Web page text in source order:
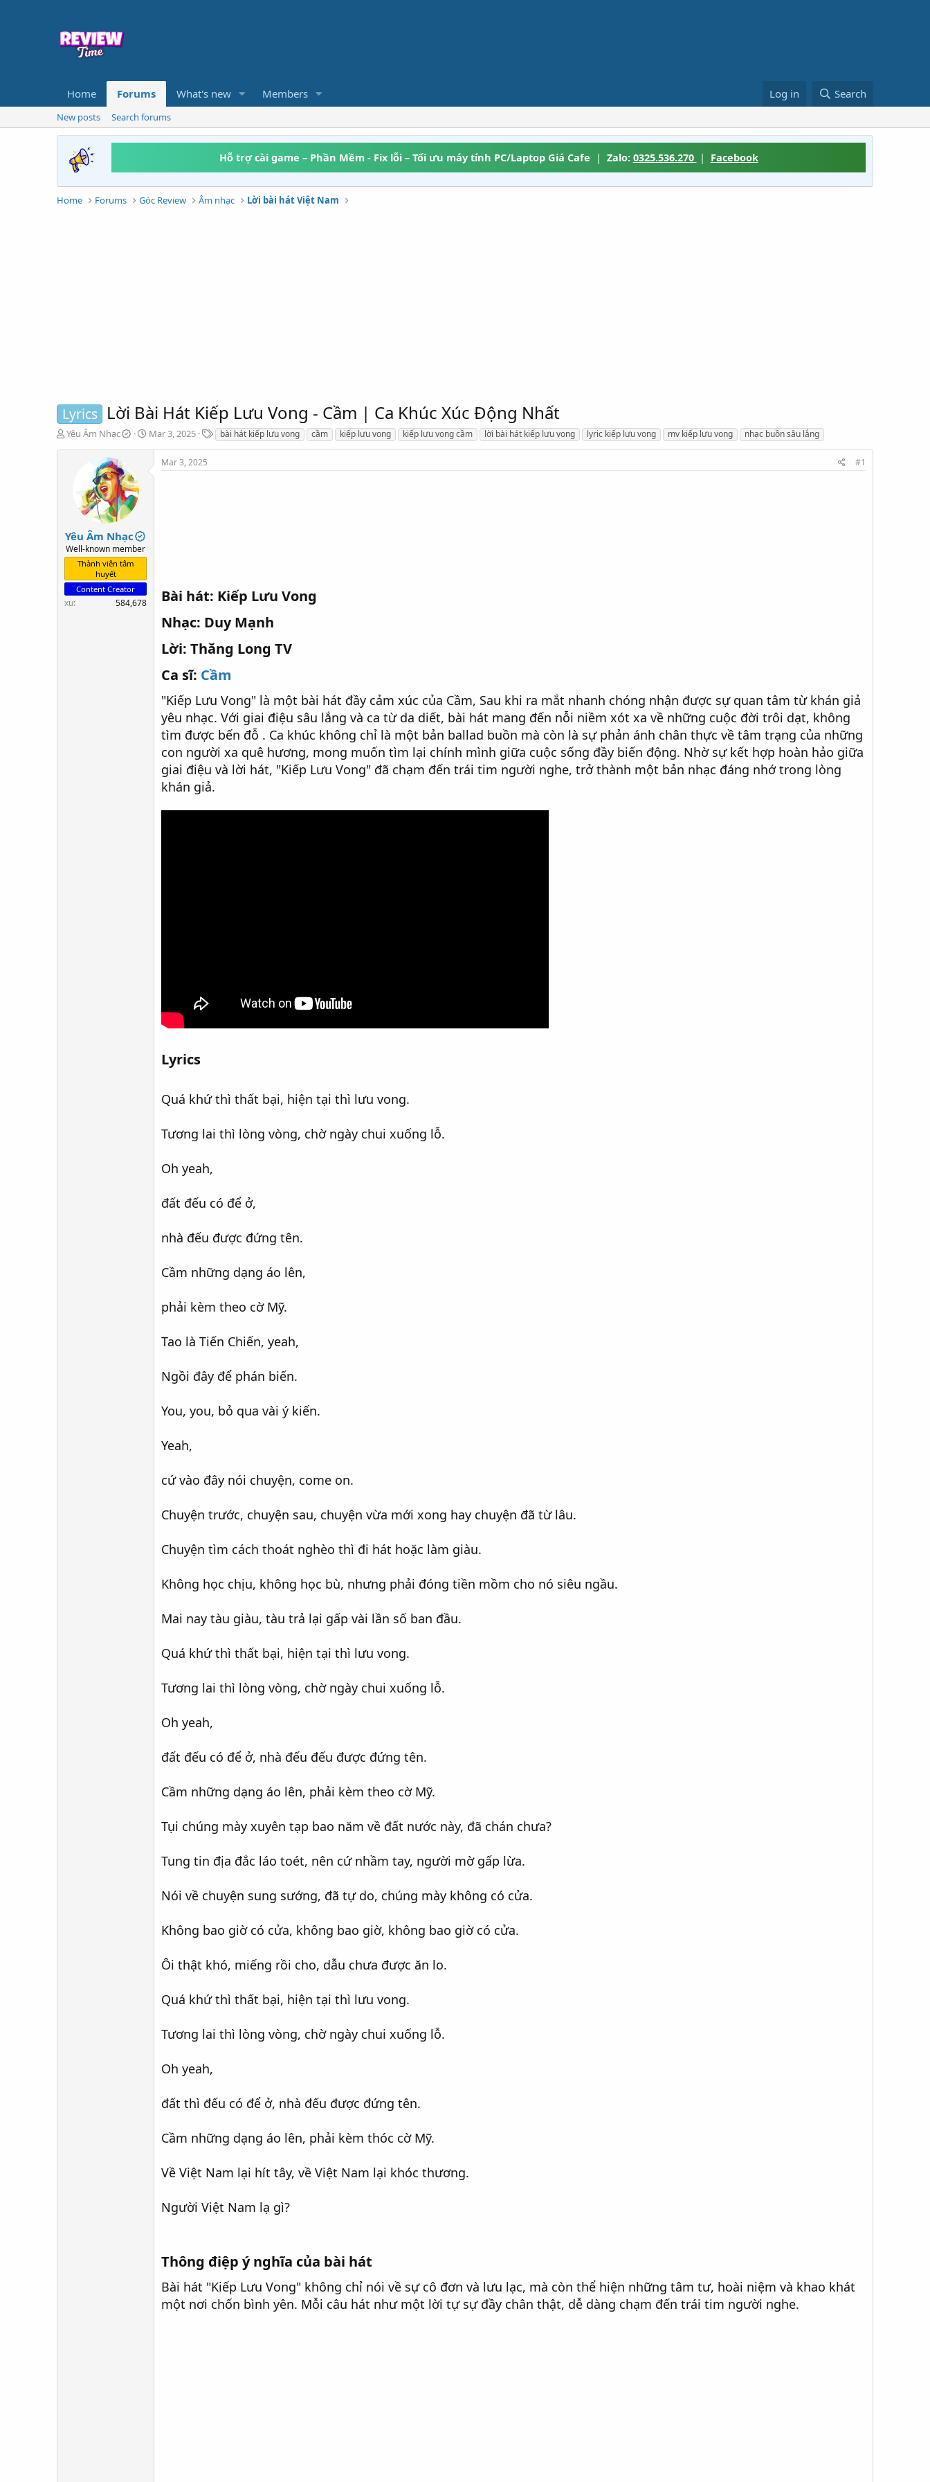
Home Forums What's new Members Log in Search
New posts Search forums
Hỗ trợ cài game – Phần Mềm - Fix lỗi – Tối ưu máy tính PC/Laptop Giá Cafe | Zalo: 0325.536.270 | Facebook
Home Forums Góc Review Âm nhạc Lời bài hát Việt Nam
Lyrics Lời Bài Hát Kiếp Lưu Vong - Cầm | Ca Khúc Xúc Động Nhất
T
a
r
t
r
Yêu Âm Nhạc
S
Mar 3, 2025
T
a
bài hát kiếp lưu vong cầm kiếp lưu vong kiếp lưu vong cầm lời bài hát kiếp lưu vong lyric kiếp lưu vong mv kiếp lưu vong nhạc buồn sâu lắng
Yêu Âm Nhạc
Well-known member
Thành viên tâm
huyết
Content Creator
xu 584,678
Mar 3, 2025 #1
Bài hát: Kiếp Lưu Vong​
Nhạc: Duy Mạnh​
Lời: Thăng Long TV​
Ca sĩ: Cầm
"Kiếp Lưu Vong" là một bài hát đầy cảm xúc của Cầm, Sau khi ra mắt nhanh chóng nhận được sự quan tâm từ khán giả
yêu nhạc. Với giai điệu sâu lắng và ca từ da diết, bài hát mang đến nỗi niềm xót xa về những cuộc đời trôi dạt, không
tìm được bến đỗ . Ca khúc không chỉ là một bản ballad buồn mà còn là sự phản ánh chân thực về tâm trạng của những
con người xa quê hương, mong muốn tìm lại chính mình giữa cuộc sống đầy biến động. Nhờ sự kết hợp hoàn hảo giữa
giai điệu và lời hát, "Kiếp Lưu Vong" đã chạm đến trái tim người nghe, trở thành một bản nhạc đáng nhớ trong lòng
khán giả.
Lyrics​
Quá khứ thì thất bại, hiện tại thì lưu vong.
Tương lai thì lòng vòng, chờ ngày chui xuống lỗ.
Oh yeah,
đất đếu có để ở,
nhà đếu được đứng tên.
Cầm những dạng áo lên,
phải kèm theo cờ Mỹ.
Tao là Tiến Chiến, yeah,
Ngồi đây để phán biến.
You, you, bỏ qua vài ý kiến.
Yeah,
cứ vào đây nói chuyện, come on.
Chuyện trước, chuyện sau, chuyện vừa mới xong hay chuyện đã từ lâu.
Chuyện tìm cách thoát nghèo thì đi hát hoặc làm giàu.
Không học chịu, không học bù, nhưng phải đóng tiền mồm cho nó siêu ngầu.
Mai nay tàu giàu, tàu trả lại gấp vài lần số ban đầu.
Quá khứ thì thất bại, hiện tại thì lưu vong.
Tương lai thì lòng vòng, chờ ngày chui xuống lỗ.
Oh yeah,
đất đếu có để ở, nhà đếu đếu được đứng tên.
Cầm những dạng áo lên, phải kèm theo cờ Mỹ.
Tụi chúng mày xuyên tạp bao năm về đất nước này, đã chán chưa?
Tung tin địa đắc láo toét, nên cứ nhầm tay, người mờ gấp lừa.
Nói về chuyện sung sướng, đã tự do, chúng mày không có cửa.
Không bao giờ có cửa, không bao giờ, không bao giờ có cửa.
Ôi thật khó, miếng rồi cho, dẫu chưa được ăn lo.
Quá khứ thì thất bại, hiện tại thì lưu vong.
Tương lai thì lòng vòng, chờ ngày chui xuống lỗ.
Oh yeah,
đất thì đếu có để ở, nhà đếu được đứng tên.
Cầm những dạng áo lên, phải kèm thóc cờ Mỹ.
Về Việt Nam lại hít tây, về Việt Nam lại khóc thương.
Người Việt Nam lạ gì?
Thông điệp ý nghĩa của bài hát​
Bài hát "Kiếp Lưu Vong" không chỉ nói về sự cô đơn và lưu lạc, mà còn thể hiện những tâm tư, hoài niệm và khao khát
một nơi chốn bình yên. Mỗi câu hát như một lời tự sự đầy chân thật, dễ dàng chạm đến trái tim người nghe.